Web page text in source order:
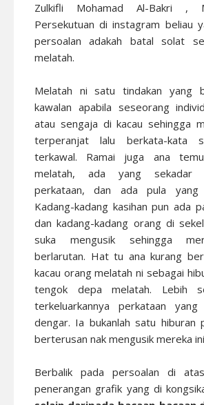
Zulkifli Mohamad Al-Bakri ,
Persekutuan di instagram beliau
persoalan adakah batal solat
melatah.
Melatah ni satu tindakan yang
kawalan apabila seseorang
atau sengaja di kacau sehingga
terperanjat lalu berkata-kata
terkawal. Ramai juga ana
melatah, ada yang sekadar
perkataan, dan ada pula yang
Kadang-kadang kasihan pun ada
dan kadang-kadang orang di
suka mengusik sehingga
berlarutan. Hat tu ana kurang
kacau orang melatah ni sebagai
tengok depa melatah. Lebih
terkeluarkannya perkataan
dengar. Ia bukanlah satu hiburan
berterusan nak mengusik mereka
Berbalik pada persoalan di
penerangan grafik yang di